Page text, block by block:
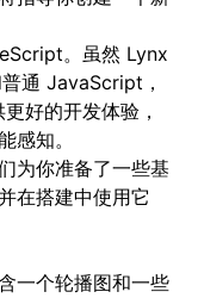
。虽然 Lynx
通 JavaScript，
好的开发体验，
感知。
为你准备了一些基
在搭建中使用它
一个轮播图和一些